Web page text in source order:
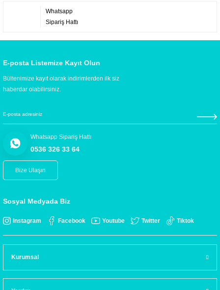
Whatsapp
Sipariş Hattı
E-posta Listemize Kayıt Olun
Bültenimize kayıt olarak indirimlerden ilk siz
haberdar olabilirsiniz.
Whatsapp Sipariş Hattı
0536 326 33 64
Bize Ulaşın
Sosyal Medyada Biz
Instagram Facebook Youtube Twitter Tiktok
Kurumsal